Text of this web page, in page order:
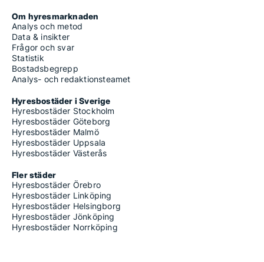
Om hyresmarknaden
Analys och metod
Data & insikter
Frågor och svar
Statistik
Bostadsbegrepp
Analys- och redaktionsteamet
Hyresbostäder i Sverige
Hyresbostäder Stockholm
Hyresbostäder Göteborg
Hyresbostäder Malmö
Hyresbostäder Uppsala
Hyresbostäder Västerås
Fler städer
Hyresbostäder Örebro
Hyresbostäder Linköping
Hyresbostäder Helsingborg
Hyresbostäder Jönköping
Hyresbostäder Norrköping